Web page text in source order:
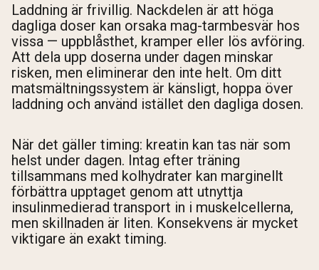
Laddning är frivillig. Nackdelen är att höga
dagliga doser kan orsaka mag-tarmbesvär hos
vissa — uppblåsthet, kramper eller lös avföring.
Att dela upp doserna under dagen minskar
risken, men eliminerar den inte helt. Om ditt
matsmältningssystem är känsligt, hoppa över
laddning och använd istället den dagliga dosen.
När det gäller timing: kreatin kan tas när som
helst under dagen. Intag efter träning
tillsammans med kolhydrater kan marginellt
förbättra upptaget genom att utnyttja
insulinmedierad transport in i muskelcellerna,
men skillnaden är liten. Konsekvens är mycket
viktigare än exakt timing.